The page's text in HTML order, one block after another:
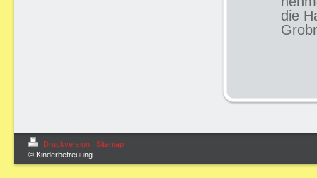
die
Druckversion | Sitemap
© Kinderbetreuung